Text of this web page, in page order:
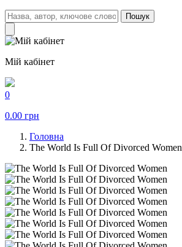
Пошук
Мій кабінет
0
0.00 грн
Головна
The World Is Full Of Divorced Women